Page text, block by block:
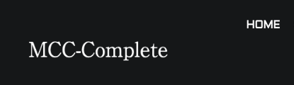
HOME